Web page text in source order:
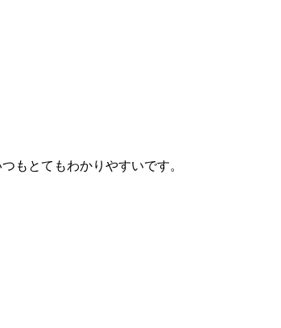
もとてもわかりやすいです。